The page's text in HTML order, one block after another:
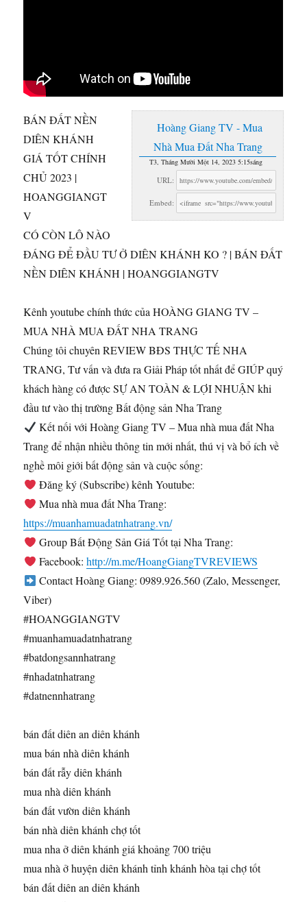
Hoàng Giang TV - Mua
Nhà Mua Đất Nha Trang
T3, Tháng Mười Một 14, 2023 5:15sáng
URL:
Embed:
BÁN ĐẤT NỀN
DIÊN KHÁNH
GIÁ TỐT CHÍNH
CHỦ 2023 |
HOANGGIANGT
V
CÓ CÒN LÔ NÀO
ĐÁNG ĐỂ ĐẦU TƯ ỞDIÊN KHÁNH KO ? | BÁN ĐẤT
NỀN DIÊN KHÁNH | HOANGGIANGTV
Kênh youtube chính thức của HOÀNG GIANG TV –
MUA NHÀ MUA ĐẤT NHA TRANG
Chúng tôi chuyên REVIEW BĐS THỰC TẾ NHA
TRANG, Tư vấn và đưa ra Giải Pháp tốt nhất để GIÚP quý
khách hàng có được SỰ AN TOÀN & LỢI NHUẬN khi
đầu tư vào thị trường Bất động sản Nha Trang
Kết nối với Hoàng Giang TV – Mua nhà mua đất Nha
Trang để nhận nhiều thông tin mới nhất, thú vị và bổ ích về
nghề môi giới bất động sản và cuộc sống:
Đăng ký (Subscribe) kênh Youtube:
Mua nhà mua đất Nha Trang:
https://muanhamuadatnhatrang.vn/
Group Bất Động Sản Giá Tốt tại Nha Trang:
Facebook: http://m.me/HoangGiangTVREVIEWS
Contact Hoàng Giang: 0989.926.560 (Zalo, Messenger,
Viber)
#HOANGGIANGTV
#muanhamuadatnhatrang
#batdongsannhatrang
#nhadatnhatrang
#datnennhatrang
bán đất diên an diên khánh
mua bán nhà diên khánh
bán đất rẫy diên khánh
mua nhà diên khánh
bán đất vườn diên khánh
bán nhà diên khánh chợ tốt
mua nha ở diên khánh giá khoảng 700 triệu
mua nhà ở huyện diên khánh tỉnh khánh hòa tại chợ tốt
bán đất diên an diên khánh